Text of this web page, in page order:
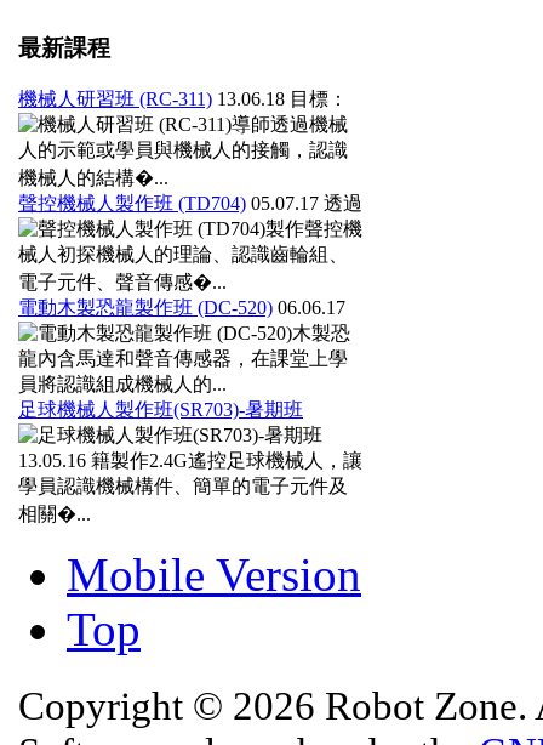
最新課程
機械人研習班 (RC-311) 13.06.18 目標：
導師透過機械
人的示範或學員與機械人的接觸，認識
機械人的結構�...
聲控機械人製作班 (TD704) 05.07.17 透過
製作聲控機
械人初探機械人的理論、認識齒輪組、
電子元件、聲音傳感�...
電動木製恐龍製作班 (DC-520) 06.06.17
木製恐
龍內含馬達和聲音傳感器，在課堂上學
員將認識組成機械人的...
足球機械人製作班(SR703)-暑期班
13.05.16 籍製作2.4G遙控足球機械人，讓
學員認識機械構件、簡單的電子元件及
相關�...
Mobile Version
Top
Copyright © 2026 Robot Zone.